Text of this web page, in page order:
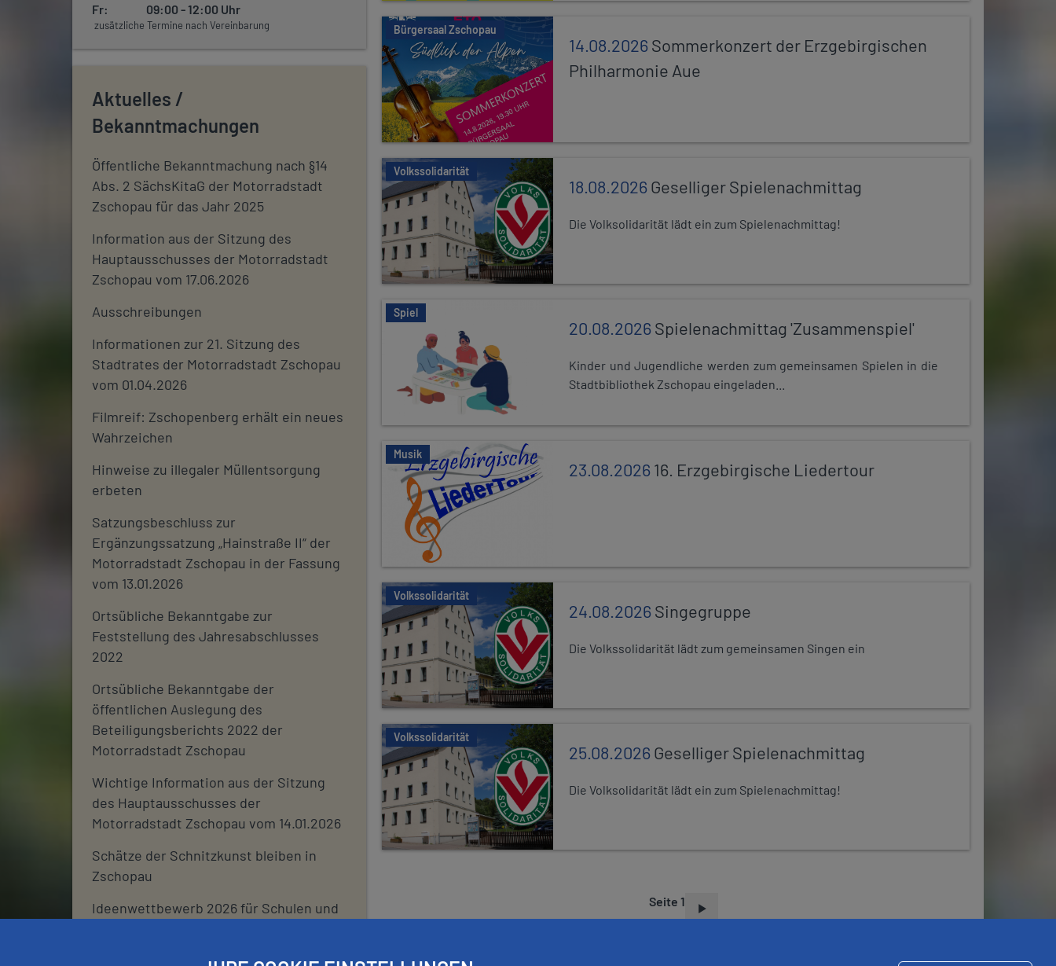
Fr:
09:00 - 12:00 Uhr
zusätzliche Termine nach Vereinbarung
Aktuelles /
Bekanntmachungen
Öffentliche Bekanntmachung nach §14
Abs. 2 SächsKitaG der Motorradstadt
Zschopau für das Jahr 2025
Information aus der Sitzung des
Hauptausschusses der Motorradstadt
Zschopau vom 17.06.2026
Ausschreibungen
Informationen zur 21. Sitzung des
Stadtrates der Motorradstadt Zschopau
vom 01.04.2026
Filmreif: Zschopenberg erhält ein neues
Wahrzeichen
Hinweise zu illegaler Müllentsorgung
erbeten
Satzungsbeschluss zur
Ergänzungssatzung „Hainstraße II“ der
Motorradstadt Zschopau in der Fassung
vom 13.01.2026
Ortsübliche Bekanntgabe zur
Feststellung des Jahresabschlusses
2022
Ortsübliche Bekanntgabe der
öffentlichen Auslegung des
Beteiligungsberichts 2022 der
Motorradstadt Zschopau
Wichtige Information aus der Sitzung
des Hauptausschusses der
Motorradstadt Zschopau vom 14.01.2026
Schätze der Schnitzkunst bleiben in
Zschopau
Ideenwettbewerb 2026 für Schulen und
Stadtjournal 2026: Wir suchen euch
Bürgersaal Zschopau
14.08.2026Sommerkonzert der Erzgebirgischen
Philharmonie Aue
Volkssolidarität
18.08.2026Geselliger Spielenachmittag
Die Volksolidarität lädt ein zum Spielenachmittag!
Spiel
20.08.2026Spielenachmittag 'Zusammenspiel'
Kinder und Jugendliche werden zum gemeinsamen Spielen in die
Stadtbibliothek Zschopau eingeladen...
Musik
23.08.202616. Erzgebirgische Liedertour
Volkssolidarität
24.08.2026Singegruppe
Die Volkssolidarität lädt zum gemeinsamen Singen ein
Volkssolidarität
25.08.2026Geselliger Spielenachmittag
Die Volksolidarität lädt ein zum Spielenachmittag!
S
I
Seite 1